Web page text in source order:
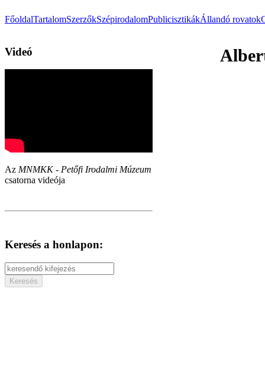
FőoldalTartalomSzerzőkSzépirodalomPublicisztikákÁllandó rovatok
Videó
Az MNMKK - Petőfi Irodalmi Múzeum
csatorna videója
Keresés a honlapon: